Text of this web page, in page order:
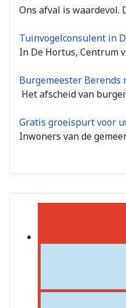
Ons afval is waardevol.
Tuinvogelconsulent in
In De Hortus, Centrum
Burgemeester Berends
Het afscheid van
Gratis groeispurt voor
Inwoners van de